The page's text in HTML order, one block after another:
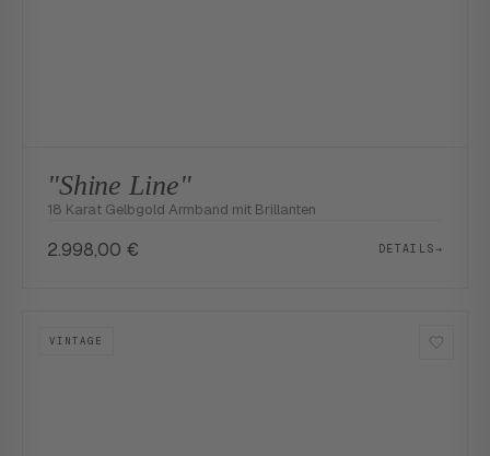
"Shine Line"
18 Karat Gelbgold Armband mit Brillanten
2.998,00 € DETAILS→
VINTAGE